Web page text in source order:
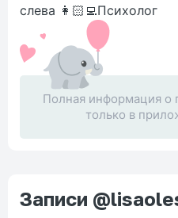
слева 👩🏻‍💻Психолог
Полная информация о
только в
Записи